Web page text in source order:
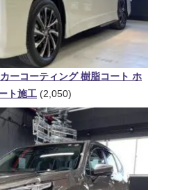
ーコーティング 樹脂コート ホ
ト施工 (2,050)